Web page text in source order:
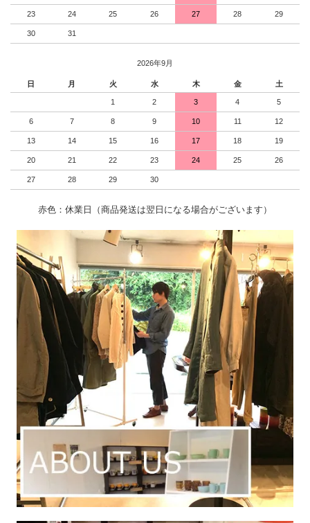
23 24 25 26 27 28 29
30 31
2026年9月
日 月 火 水 木 金 土
1 2 3 4 5
6 7 8 9 10 11 12
13 14 15 16 17 18 19
20 21 22 23 24 25 26
27 28 29 30
赤色：休業日（商品発送は翌日になる場合がございます）